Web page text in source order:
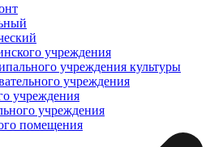
учреждения
учреждения культуры
учреждения
учреждения
учреждения
помещения